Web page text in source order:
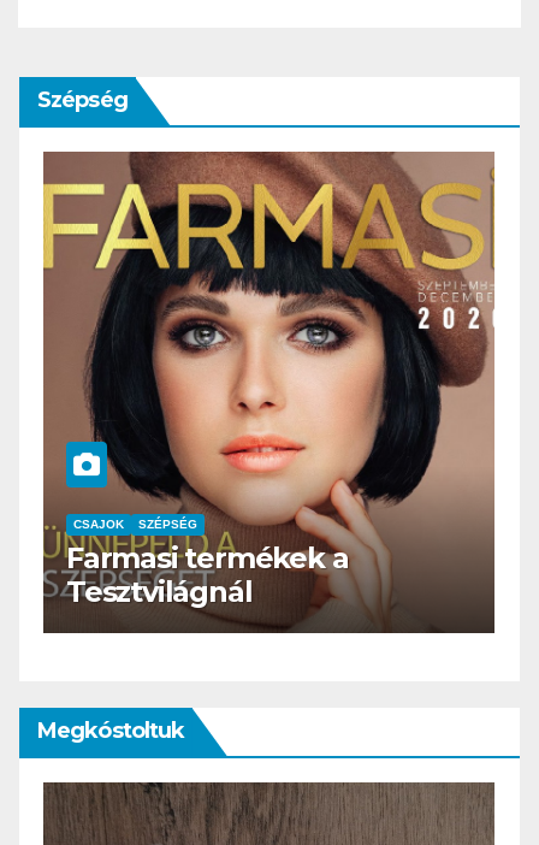
Szépség
CSAJOK SZÉPSÉG
HERBioticum
Megkóstoltuk